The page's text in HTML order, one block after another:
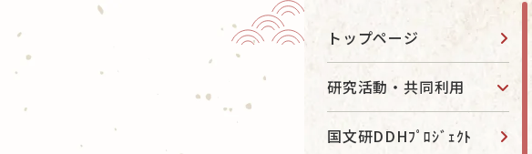
トップページ
研究活動・共同利用
国文研DDHﾌﾟﾛｼﾞｪｸﾄ
研について
いさつ
お知らせ